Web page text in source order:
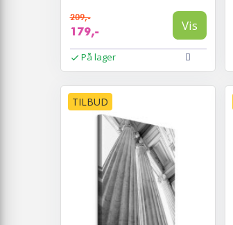
209,-
179,- Vis
På lager
TILBUD